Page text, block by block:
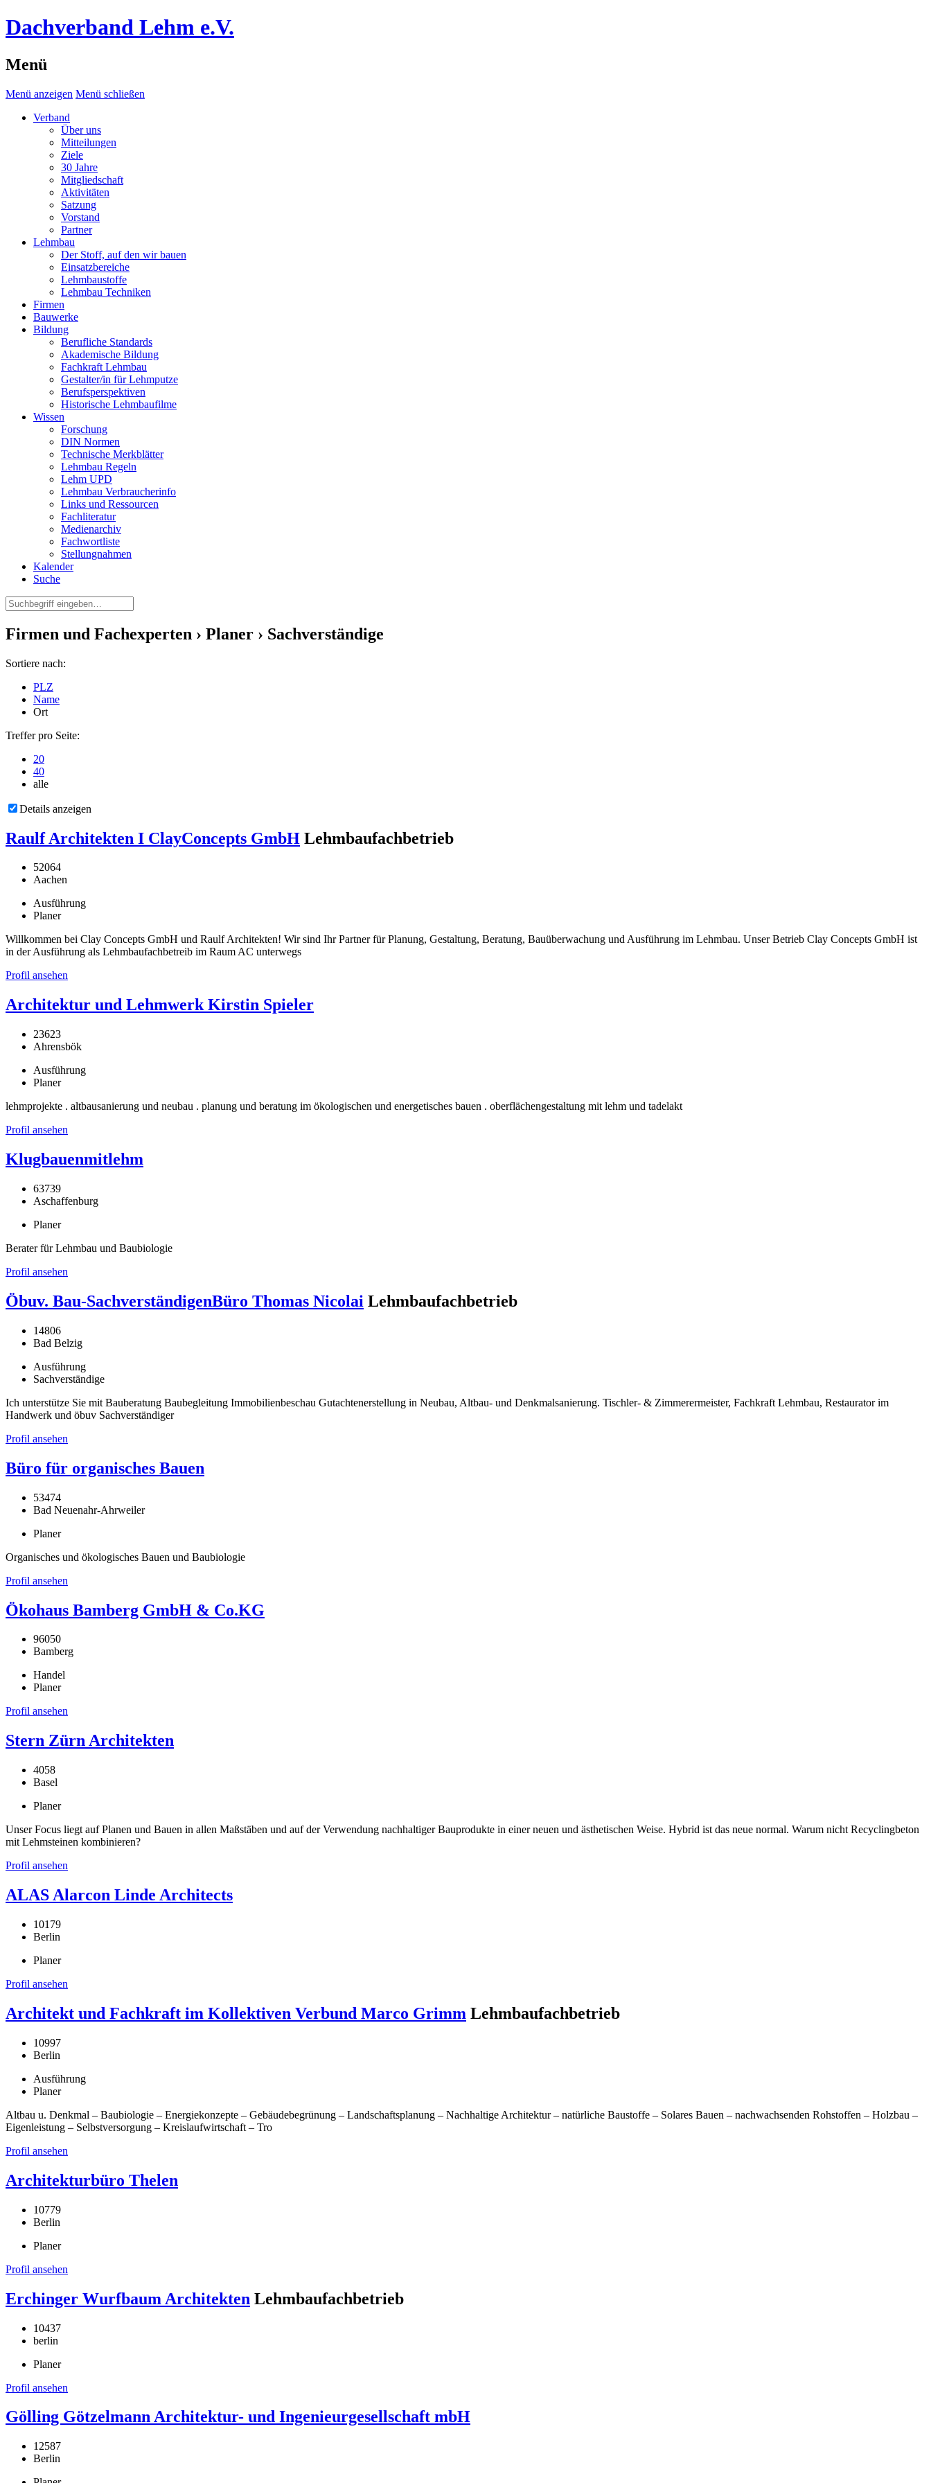
Dachverband Lehm e.V.
Menü
Menü anzeigen Menü schließen
Verband
Über uns
Mitteilungen
Ziele
30 Jahre
Mitgliedschaft
Aktivitäten
Satzung
Vorstand
Partner
Lehmbau
Der Stoff, auf den wir bauen
Einsatzbereiche
Lehmbaustoffe
Lehmbau Techniken
Firmen
Bauwerke
Bildung
Berufliche Standards
Akademische Bildung
Fachkraft Lehmbau
Gestalter/in für Lehmputze
Berufsperspektiven
Historische Lehmbaufilme
Wissen
Forschung
DIN Normen
Technische Merkblätter
Lehmbau Regeln
Lehm UPD
Lehmbau Verbraucherinfo
Links und Ressourcen
Fachliteratur
Medienarchiv
Fachwortliste
Stellungnahmen
Kalender
Suche
Firmen und Fachexperten › Planer › Sachverständige
Sortiere nach:
PLZ
Name
Ort
Treffer pro Seite:
20
40
alle
Details anzeigen
Raulf Architekten I ClayConcepts GmbH Lehmbaufachbetrieb
52064
Aachen
Ausführung
Planer
Willkommen bei Clay Concepts GmbH und Raulf Architekten! Wir sind Ihr Partner für Planung, Gestaltung, Beratung, Bauüberwachung und Ausführung im Lehmbau. Unser Betrieb Clay Concepts GmbH ist
in der Ausführung als Lehmbaufachbetreib im Raum AC unterwegs
Profil ansehen
Architektur und Lehmwerk Kirstin Spieler
23623
Ahrensbök
Ausführung
Planer
lehmprojekte . altbausanierung und neubau . planung und beratung im ökologischen und energetisches bauen . oberflächengestaltung mit lehm und tadelakt
Profil ansehen
Klugbauenmitlehm
63739
Aschaffenburg
Planer
Berater für Lehmbau und Baubiologie
Profil ansehen
Öbuv. Bau-SachverständigenBüro Thomas Nicolai Lehmbaufachbetrieb
14806
Bad Belzig
Ausführung
Sachverständige
Ich unterstütze Sie mit Bauberatung Baubegleitung Immobilienbeschau Gutachtenerstellung in Neubau, Altbau- und Denkmalsanierung. Tischler- & Zimmerermeister, Fachkraft Lehmbau, Restaurator im
Handwerk und öbuv Sachverständiger
Profil ansehen
Büro für organisches Bauen
53474
Bad Neuenahr-Ahrweiler
Planer
Organisches und ökologisches Bauen und Baubiologie
Profil ansehen
Ökohaus Bamberg GmbH & Co.KG
96050
Bamberg
Handel
Planer
Profil ansehen
Stern Zürn Architekten
4058
Basel
Planer
Unser Focus liegt auf Planen und Bauen in allen Maßstäben und auf der Verwendung nachhaltiger Bauprodukte in einer neuen und ästhetischen Weise. Hybrid ist das neue normal. Warum nicht Recyclingbeton
mit Lehmsteinen kombinieren?
Profil ansehen
ALAS Alarcon Linde Architects
10179
Berlin
Planer
Profil ansehen
Architekt und Fachkraft im Kollektiven Verbund Marco Grimm Lehmbaufachbetrieb
10997
Berlin
Ausführung
Planer
Altbau u. Denkmal – Baubiologie – Energiekonzepte – Gebäudebegrünung – Landschaftsplanung – Nachhaltige Architektur – natürliche Baustoffe – Solares Bauen – nachwachsenden Rohstoffen – Holzbau –
Eigenleistung – Selbstversorgung – Kreislaufwirtschaft – Tro
Profil ansehen
Architekturbüro Thelen
10779
Berlin
Planer
Profil ansehen
Erchinger Wurfbaum Architekten Lehmbaufachbetrieb
10437
berlin
Planer
Profil ansehen
Gölling Götzelmann Architektur- und Ingenieurgesellschaft mbH
12587
Berlin